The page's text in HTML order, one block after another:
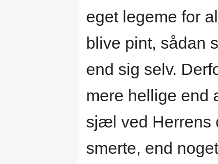
eget legeme for
blive pint, sådan
end sig selv.
mere hellige end
sjæl ved Herrens
smerte, end